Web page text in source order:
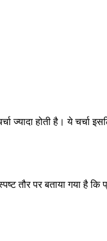
ज्यादा होती है। ये चर्चा
पर बताया गया है कि